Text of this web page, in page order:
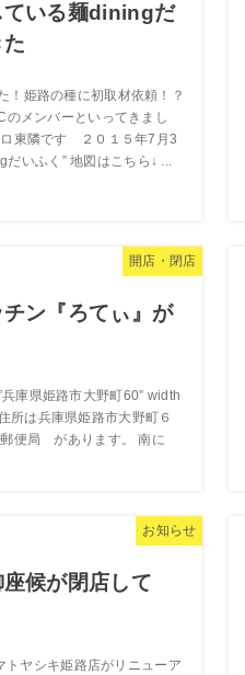
ている麺diningだ
！姫路の種に初取材依頼！？
のメンバーといってきまし
東隣です ２０１５年7月3
いふく” 地図はこちら↓ ...
開店・閉店
ン『ろてぃ』が
庫県姫路市大野町60” width
所は兵庫県姫路市大野町６
便局 があります。 南に
お知らせ
候が閉店して
ヤシキ姫路店がリニューア